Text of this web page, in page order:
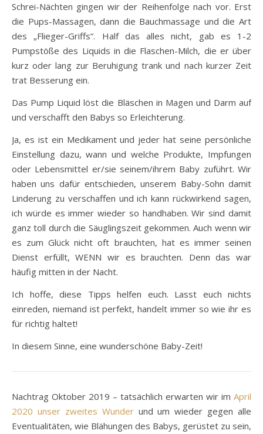
Schrei-Nächten gingen wir der Reihenfolge nach vor. Erst
die Pups-Massagen, dann die Bauchmassage und die Art
des „Flieger-Griffs“. Half das alles nicht, gab es 1-2
Pumpstöße des Liquids in die Flaschen-Milch, die er über
kurz oder lang zur Beruhigung trank und nach kurzer Zeit
trat Besserung ein.
Das Pump Liquid löst die Bläschen in Magen und Darm auf
und verschafft den Babys so Erleichterung.
Ja, es ist ein Medikament und jeder hat seine persönliche
Einstellung dazu, wann und welche Produkte, Impfungen
oder Lebensmittel er/sie seinem/ihrem Baby zuführt. Wir
haben uns dafür entschieden, unserem Baby-Sohn damit
Linderung zu verschaffen und ich kann rückwirkend sagen,
ich würde es immer wieder so handhaben. Wir sind damit
ganz toll durch die Säuglingszeit gekommen. Auch wenn wir
es zum Glück nicht oft brauchten, hat es immer seinen
Dienst erfüllt, WENN wir es brauchten. Denn das war
häufig mitten in der Nacht.
Ich hoffe, diese Tipps helfen euch. Lasst euch nichts
einreden, niemand ist perfekt, handelt immer so wie ihr es
für richtig haltet!
In diesem Sinne, eine wunderschöne Baby-Zeit!
Nachtrag Oktober 2019 – tatsächlich erwarten wir im April
2020 unser zweites Wunderund um wieder gegen alle
Eventualitäten, wie Blähungen des Babys, gerüstet zu sein,